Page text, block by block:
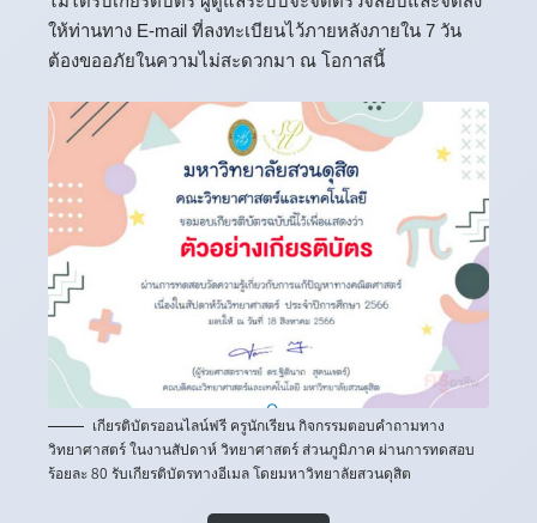
ให้ท่านทาง E-mail ที่ลงทะเบียนไว้ภายหลังภายใน 7 วัน
ต้องขออภัยในความไม่สะดวกมา ณ โอกาสนี้
เกียรติบัตรออนไลน์ฟรี ครูนักเรียน กิจกรรมตอบคำถามทาง
วิทยาศาสตร์ ในงานสัปดาห์ วิทยาศาสตร์ ส่วนภูมิภาค ผ่านการทดสอบ
ร้อยละ 80 รับเกียรติบัตรทางอีเมล โดยมหาวิทยาลัยสวนดุสิต